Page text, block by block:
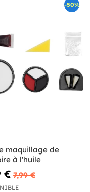
-50%
maquillage de
à l'huile
€ 7,99 €